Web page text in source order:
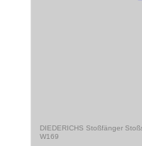
DIEDERICHS Stoßfänger
W169